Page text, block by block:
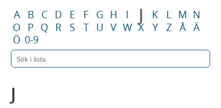
A B C D E F G H I J K L M N
O
P Q R S T U V W X Y Z Å Ä
Ö 0-9
J